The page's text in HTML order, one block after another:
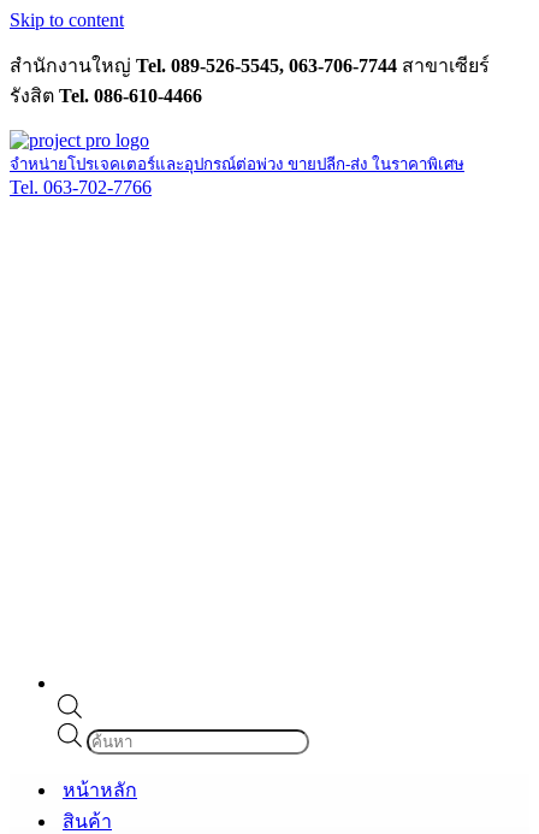
Skip to content
สำนักงานใหญ่ Tel. 089-526-5545, 063-706-7744 สาขาเซียร์
รังสิต Tel. 086-610-4466
จำหน่ายโปรเจคเตอร์และอุปกรณ์ต่อพ่วง ขายปลีก-ส่ง ในราคาพิเศษ
Tel. 063-702-7766
Products
search
หน้าหลัก
สินค้า